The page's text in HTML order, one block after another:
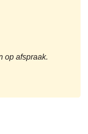
op afspraak.